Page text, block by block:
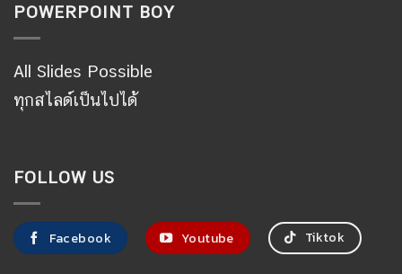
POWERPOINT BOY
All Slides Possible
ทุกสไลด์เป็นไปได้
FOLLOW US
Facebook Youtube Tiktok